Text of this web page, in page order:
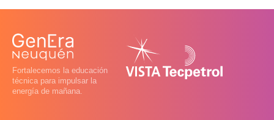
Fortalecemos la educación
técnica para impulsar la
energía de mañana.